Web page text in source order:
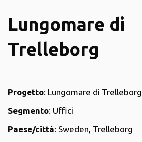
Lungomare di
Trelleborg
Progetto: Lungomare di Trelleborg
Segmento: Uffici
Paese/città: Sweden, Trelleborg